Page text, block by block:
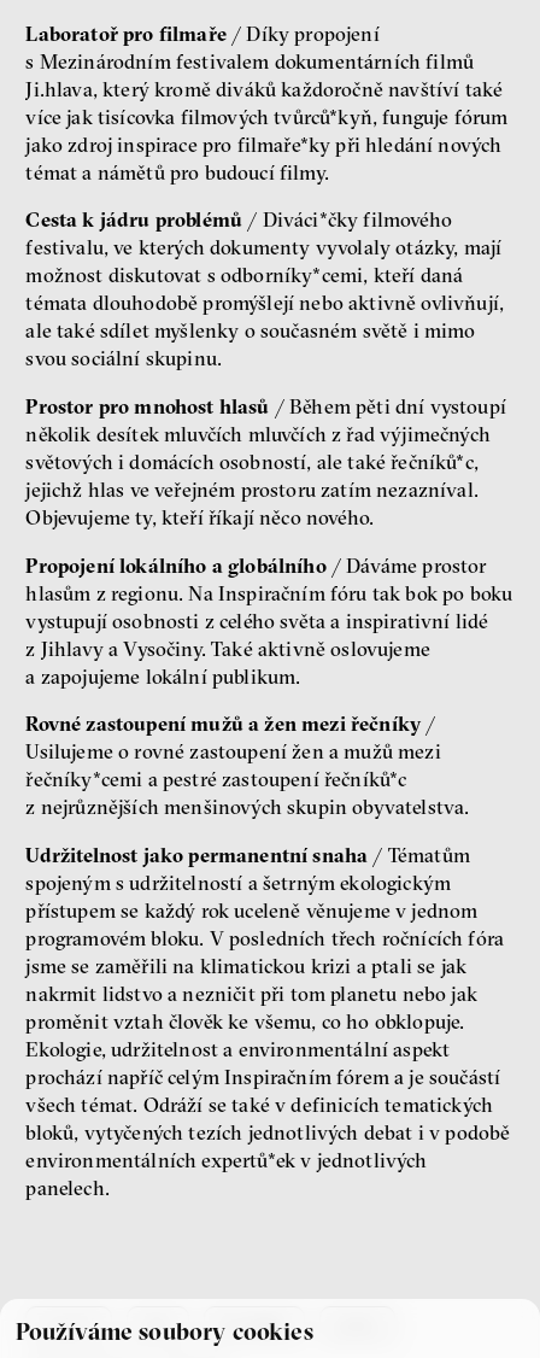
Používáme soubory cookies
Laboratoř pro filmaře/ Díky propojení
s Mezinárodním festivalem dokumentárních filmů
Ji.hlava, který kromě diváků každoročně navštíví také
více jak tisícovka filmových tvůrců*kyň, funguje fórum
jako zdroj inspirace pro filmaře*ky při hledání nových
témat a námětů pro budoucí filmy.
Cesta k jádru problémů / Diváci*čky filmového
festivalu, ve kterých dokumenty vyvolaly otázky, mají
možnost diskutovat s odborníky*cemi, kteří daná
témata dlouhodobě promýšlejí nebo aktivně ovlivňují,
ale také sdílet myšlenky o současném světě i mimo
svou sociální skupinu.
Prostor pro mnohost hlasů / Během pěti dní vystoupí
několik desítek mluvčích mluvčích z řad výjimečných
světových i domácích osobností, ale také řečníků*c,
jejichž hlas ve veřejném prostoru zatím nezazníval.
Objevujeme ty, kteří říkají něco nového.
Propojení lokálního a globálního/ Dáváme prostor
hlasům z regionu. Na Inspiračním fóru tak bok po boku
vystupují osobnosti z celého světa a inspirativní lidé
z Jihlavy a Vysočiny. Také aktivně oslovujeme
a zapojujeme lokální publikum.
Rovné zastoupení mužů a žen mezi řečníky /
Usilujeme o rovné zastoupení žen a mužů mezi
řečníky*cemi a pestré zastoupení řečníků*c
z nejrůznějších menšinových skupin obyvatelstva.
Udržitelnost jako permanentní snaha / Tématům
spojeným s udržitelností a šetrným ekologickým
přístupem se každý rok uceleně věnujeme v jednom
programovém bloku. V posledních třech ročnících fóra
jsme se zaměřili na klimatickou krizi a ptali se jak
nakrmit lidstvo a nezničit při tom planetu nebo jak
proměnit vztah člověk ke všemu, co ho obklopuje.
Ekologie, udržitelnost a environmentální aspekt
prochází napříč celým Inspiračním fórem a je součástí
všech témat. Odráží se také v definicích tematických
bloků, vytyčených tezích jednotlivých debat i v podobě
environmentálních expertů*ek v jednotlivých
panelech.
co je if tým kontakty